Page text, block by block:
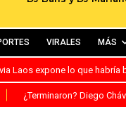
VIRALES MÁS
Laos expone lo que habría
¿Terminaron? Diego